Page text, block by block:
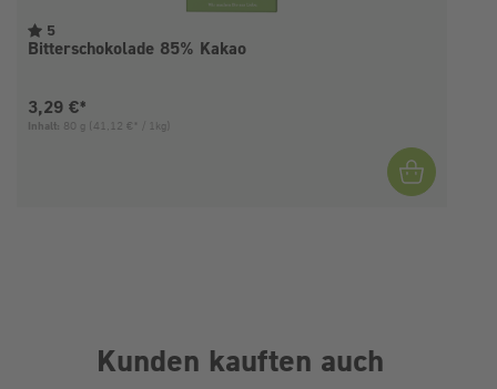
5
Bitterschokolade 85% Kakao
Aktueller Preis:
3,29 €*
Inhalt: 80 g (41,12 €* / 1kg)
Kunden kauften auch